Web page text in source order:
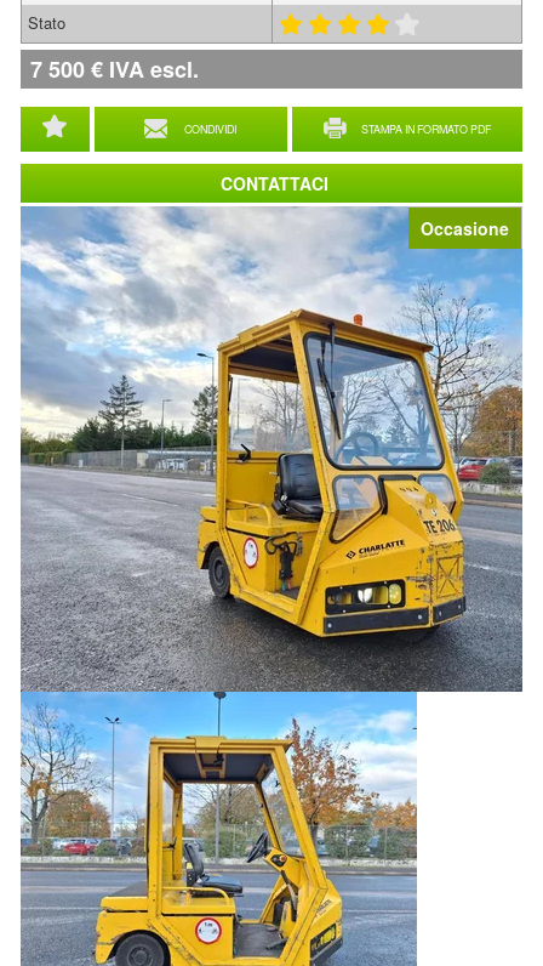
Occasione
CONDIVIDI STAMPA IN FORMATO PDF
Stato
7 500€ IVA escl.
CONTATTACI